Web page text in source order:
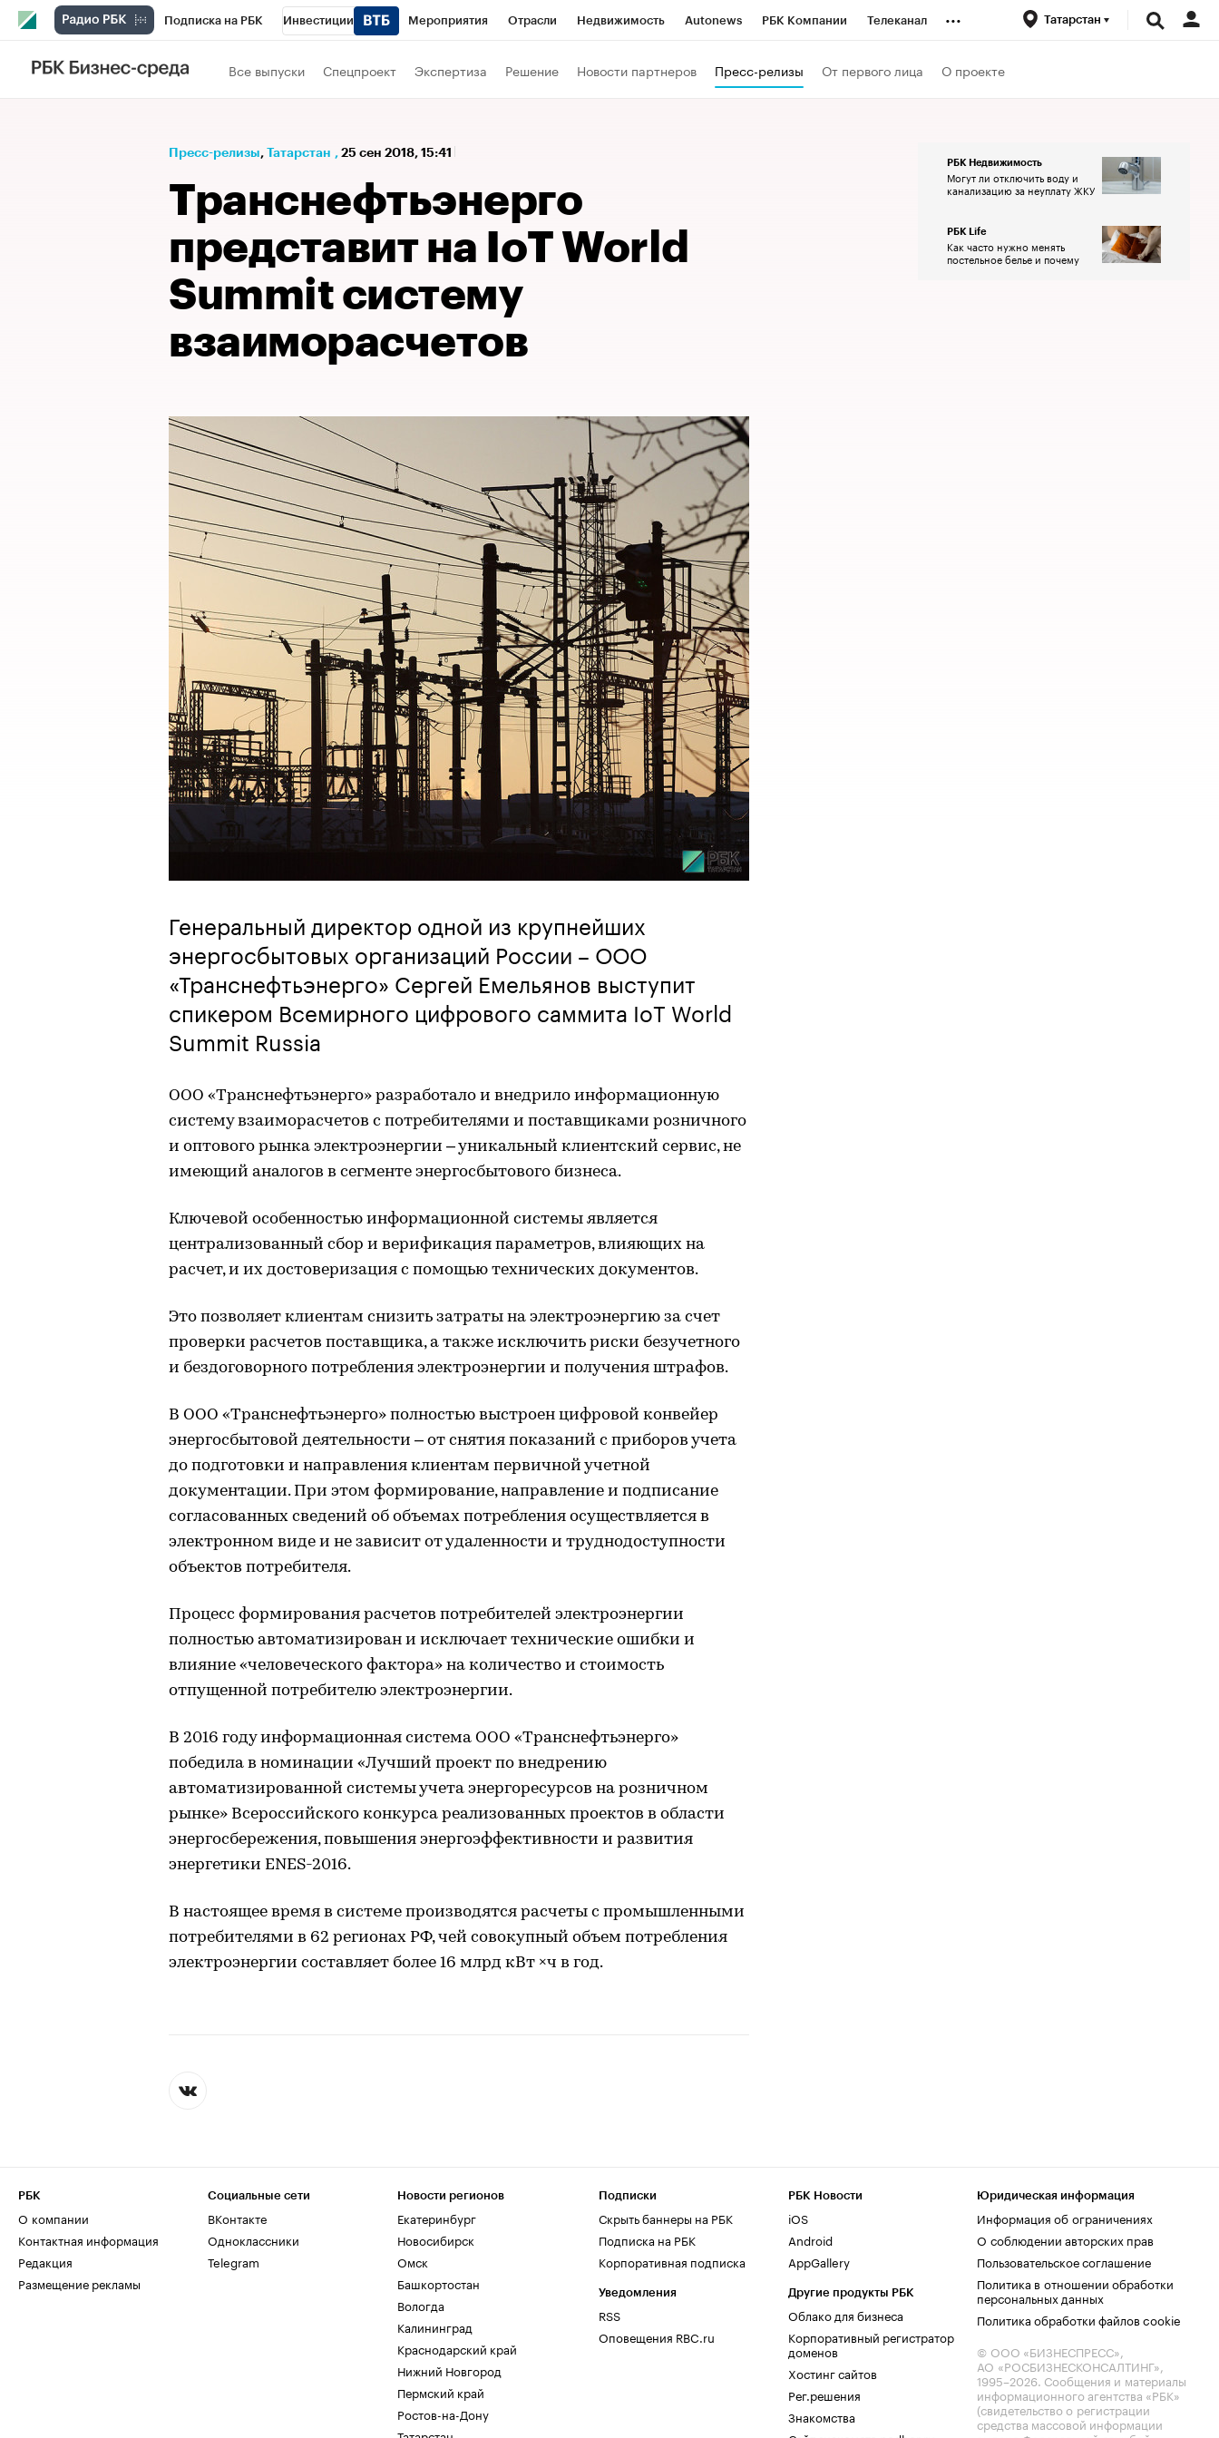
Подписка на РБК Инвестиции Мероприятия Отрасли Недвижимость Autonews РБК Компании Телеканал
РБК Вино
Проверка контрагентов Политика
... Татарстан
Все выпуски Спецпроект Экспертиза Решение Новости партнеров Пресс-релизы От первого лица О проекте
Пресс-релизы⁠, Татарстан , 25 сен 2018, 15:41
Транснефтьэнерго
представит на IoT World
Summit систему
взаиморасчетов
Генеральный директор одной из крупнейших
энергосбытовых организаций России – ООО
«Транснефтьэнерго» Cергей Емельянов выступит
спикером Всемирного цифрового саммита IoT World
Summit Russia
ООО «Транснефтьэнерго» разработало и внедрило информационную
систему взаиморасчетов с потребителями и поставщиками розничного
и оптового рынка электроэнергии – уникальный клиентский сервис, не
имеющий аналогов в сегменте энергосбытового бизнеса.
Ключевой особенностью информационной системы является
централизованный сбор и верификация параметров, влияющих на
расчет, и их достоверизация с помощью технических документов.
Это позволяет клиентам снизить затраты на электроэнергию за счет
проверки расчетов поставщика, а также исключить риски безучетного
и бездоговорного потребления электроэнергии и получения штрафов.
В ООО «Транснефтьэнерго» полностью выстроен цифровой конвейер
энергосбытовой деятельности – от снятия показаний с приборов учета
до подготовки и направления клиентам первичной учетной
документации. При этом формирование, направление и подписание
согласованных сведений об объемах потребления осуществляется в
электронном виде и не зависит от удаленности и труднодоступности
объектов потребителя.
Процесс формирования расчетов потребителей электроэнергии
полностью автоматизирован и исключает технические ошибки и
влияние «человеческого фактора» на количество и стоимость
отпущенной потребителю электроэнергии.
В 2016 году информационная система ООО «Транснефтьэнерго»
победила в номинации «Лучший проект по внедрению
автоматизированной системы учета энергоресурсов на розничном
рынке» Всероссийского конкурса реализованных проектов в области
энергосбережения, повышения энергоэффективности и развития
энергетики ENES-2016.
В настоящее время в системе производятся расчеты с промышленными
потребителями в 62 регионах РФ, чей совокупный объем потребления
электроэнергии составляет более 16 млрд кВт ×ч в год.
РБК Недвижимость
Могут ли отключить воду и
канализацию за неуплату ЖКУ
РБК Life
Как часто нужно менять
постельное белье и почему
РБК
О компании
Контактная информация
Редакция
Размещение рекламы
Социальные сети
ВКонтакте
Одноклассники
Telegram
Новости регионов
Екатеринбург
Новосибирск
Омск
Башкортостан
Вологда
Калининград
Краснодарский край
Нижний Новгород
Пермский край
Ростов-на-Дону
Подписки
Скрыть баннеры на РБК
Подписка на РБК
Корпоративная подписка
Уведомления
RSS
Оповещения RBC.ru
РБК Новости
iOS
Android
AppGallery
Другие продукты РБК
Облако для бизнеса
Корпоративный регистратор
доменов
Хостинг сайтов
Рег.решения
Знакомства
Юридическая информация
Информация об ограничениях
О соблюдении авторских прав
Пользовательское соглашение
Политика в отношении обработки
персональных данных
Политика обработки файлов cookie
© ООО «БИЗНЕСПРЕСС»,
АО «РОСБИЗНЕСКОНСАЛТИНГ»,
1995–2026. Сообщения и материалы
информационного агентства «РБК»
(свидетельство о регистрации
средства массовой информации